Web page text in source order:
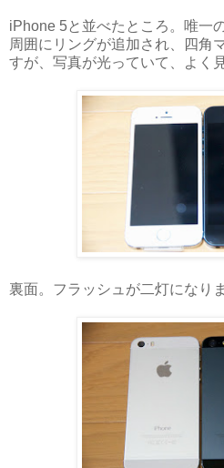
iPhone 5と並べたところ。唯一
周囲にリングが追加され、四角
すが、写真が光っていて、よく
裏面。フラッシュが二灯になり